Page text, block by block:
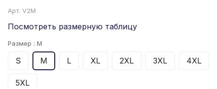
Арт. V2M
Посмотреть размерную таблицу
Размер : M
S M L XL 2XL 3XL 4XL
5XL